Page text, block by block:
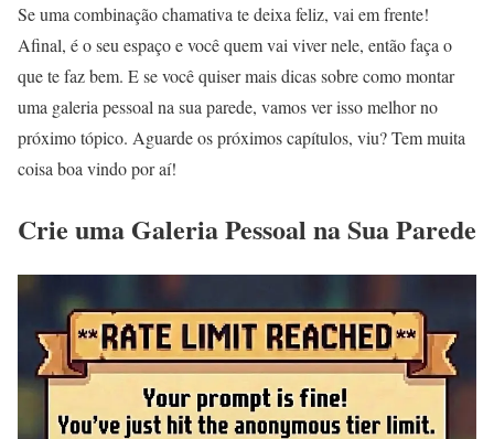
Se uma combinação chamativa te deixa feliz, vai em frente!
Afinal, é o seu espaço e você quem vai viver nele, então faça o
que te faz bem. E se você quiser mais dicas sobre como montar
uma galeria pessoal na sua parede, vamos ver isso melhor no
próximo tópico. Aguarde os próximos capítulos, viu? Tem muita
coisa boa vindo por aí!
Crie uma Galeria Pessoal na Sua Parede